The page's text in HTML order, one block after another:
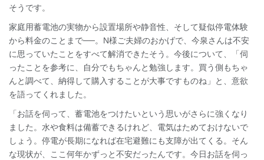
そうです。
家庭用蓄電池の実物から設置場所や静音性、そして疑似停電体験
から料金のことまで──。N様ご夫婦のおかげで、今泉さんは不安
に思っていたことをすべて解消できたそう。今後について、「伺
ったことを参考に、自分でもちゃんと勉強します。買う側もちゃ
んと調べて、納得して購入することが大事ですものね」と、意欲
を語ってくれました。
「お話を伺って、蓄電池をつけたいという思いがさらに強くなり
ました。水や食料は備蓄できるけれど、電気はためておけないで
しょう。停電が長期になれば在宅避難にも支障が出てくる。そん
な現状が、ここ何年かずっと不安だったんです。今日お話を伺っ